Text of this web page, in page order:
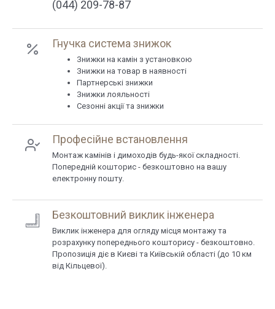
(044) 209-78-87
Гнучка система знижок
Знижки на камін з установкою
Знижки на товар в наявності
Партнерські знижки
Знижки лояльності
Сезонні акції та знижки
Професійне встановлення
Монтаж камінів і димоходів будь-якої складності.
Попередній кошторис - безкоштовно на вашу
електронну пошту.
Безкоштовний виклик інженера
Виклик інженера для огляду місця монтажу та
розрахунку попереднього кошторису - безкоштовно.
Пропозиція діє в Києві та Київській області (до 10 км
від Кільцевої).